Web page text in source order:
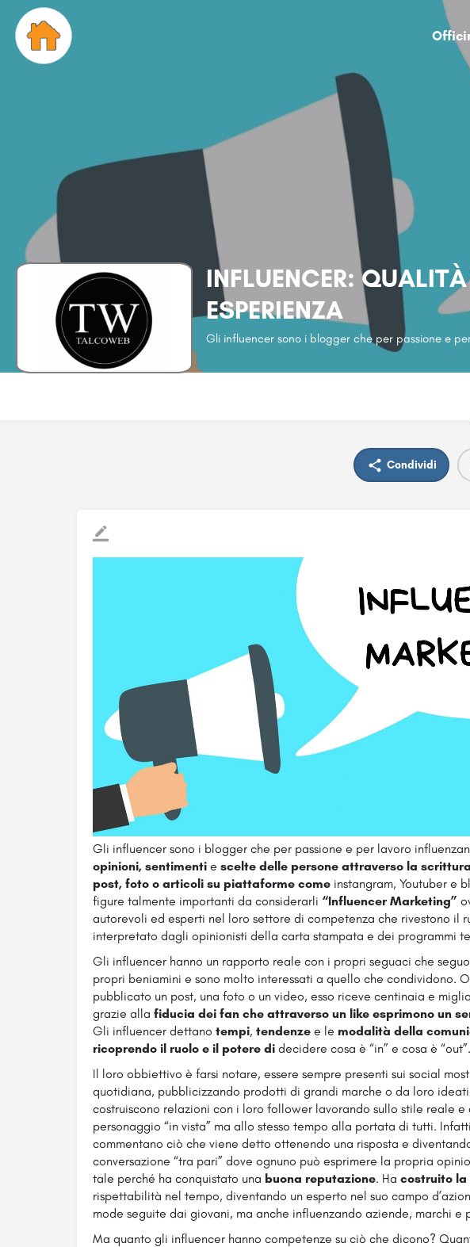
INFLUENCER:
ESPERIENZA
Condividi
Gli influencer sono i blogger che per passione e per lavoro
opinioni, sentimenti e scelte delle persone attraverso la
post, foto o articoli su piattaforme come instangram, Youtuber e
figure talmente importanti da considerarli “Influencer Marketing”
autorevoli ed esperti nel loro settore di competenza che rivestono il
interpretato dagli opinionisti della carta stampata e dei programmi
Gli influencer hanno un rapporto reale con i propri seguaci che
propri beniamini e sono molto interessati a quello che condividono.
pubblicato un post, una foto o un video, esso riceve centinaia e
grazie alla fiducia dei fan che attraverso un like esprimono un
Gli influencer dettano tempi, tendenze e le modalità della
ricoprendo il ruolo e il potere di decidere cosa è “in” e cosa è “out”.
Il loro obbiettivo è farsi notare, essere sempre presenti sui social
quotidiana, pubblicizzando prodotti di grandi marche o da loro
costruiscono relazioni con i loro follower lavorando sullo stile reale e
personaggio “in vista” ma allo stesso tempo alla portata di tutti.
commentano ciò che viene detto ottenendo una risposta e
conversazione “tra pari” dove ognuno può esprimere la propria
tale perché ha conquistato una buona reputazione. Ha costruito
rispettabilità nel tempo, diventando un esperto nel suo campo
mode seguite dai giovani, ma anche influenzando aziende, marchi e
Ma quanto gli influencer hanno competenze su ciò che dicono?